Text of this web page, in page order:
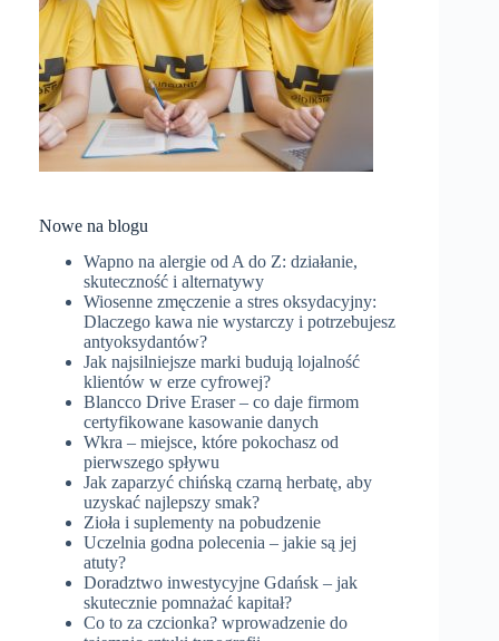
Nowe na blogu
Wapno na alergie od A do Z: działanie,
skuteczność i alternatywy
Wiosenne zmęczenie a stres oksydacyjny:
Dlaczego kawa nie wystarczy i potrzebujesz
antyoksydantów?
Jak najsilniejsze marki budują lojalność
klientów w erze cyfrowej?
Blancco Drive Eraser – co daje firmom
certyfikowane kasowanie danych
Wkra – miejsce, które pokochasz od
pierwszego spływu
Jak zaparzyć chińską czarną herbatę, aby
uzyskać najlepszy smak?
Zioła i suplementy na pobudzenie
Uczelnia godna polecenia – jakie są jej
atuty?
Doradztwo inwestycyjne Gdańsk – jak
skutecznie pomnażać kapitał?
Co to za czcionka? wprowadzenie do